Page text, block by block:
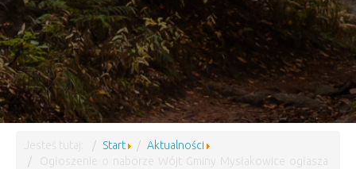
Jesteś tutaj: Start
Aktualności
Ogłoszenie o naborze Wójt Gminy Mysłakowice ogłasza